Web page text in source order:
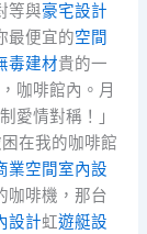
等與豪宅設計
最便宜的空間
毒建材貴的一
咖啡館內。月
愛情對稱！」
在我的咖啡館
業空間室內設
咖啡機，那台
設計虹遊艇設